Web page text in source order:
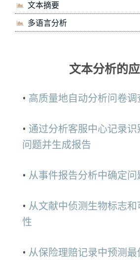
文本摘要
多语言分析
文本分析的
高质量地自动分析问卷调
通过分析客服中心记录
问题并生成报告
从事件报告分析中确定问
从文献中侦测生物标志
性
从保险理赔记录中预测